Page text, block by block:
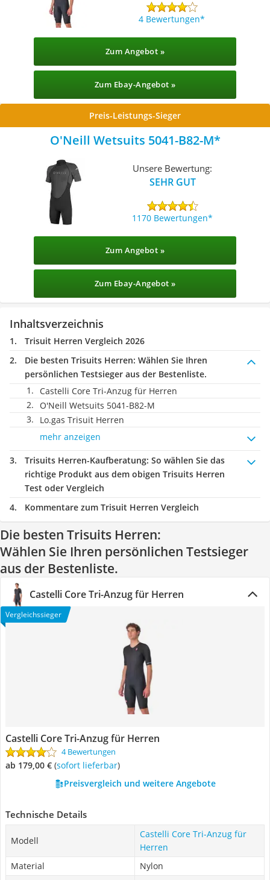
4 Bewertungen
Zum Angebot »
Zum Ebay-Angebot »
Preis-Leistungs-Sieger
O'Neill Wetsuits 5041-B82-M
Unsere Bewertung:
SEHR GUT
1170 Bewertungen
Zum Angebot »
Zum Ebay-Angebot »
Inhaltsverzeichnis
Trisuit Herren Vergleich 2026
Die besten Trisuits Herren: Wählen Sie Ihren
persönlichen Testsieger aus der Bestenliste.
Castelli Core Tri-Anzug für Herren
O'Neill Wetsuits 5041-B82-M
Lo.gas Trisuit Herren
mehr anzeigen
Trisuits Herren-Kaufberatung: So wählen Sie das
richtige Produkt aus dem obigen Trisuits Herren
Test oder Vergleich
Kommentare zum Trisuit Herren Vergleich
Die besten Trisuits Herren:
Wählen Sie Ihren persönlichen Testsieger
aus der Bestenliste.
Castelli Core Tri-Anzug für Herren
Vergleichssieger
Castelli Core Tri-Anzug für Herren
4 Bewertungen
ab 179,00 € ( Sofort lieferbar)
Preisvergleich und weitere Angebote
Technische Details
Modell
Castelli Core Tri-Anzug für
Herren
Material
Nylon